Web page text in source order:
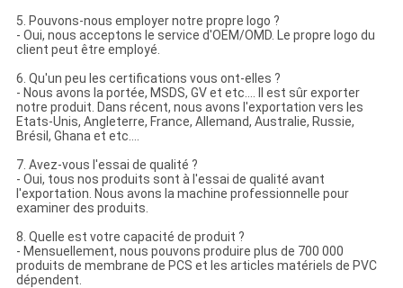
5. Pouvons-nous employer notre propre logo ?
- Oui, nous acceptons le service d'OEM/OMD. Le propre logo du
client peut être employé.
6. Qu'un peu les certifications vous ont-elles ?
- Nous avons la portée, MSDS, GV et etc…. Il est sûr exporter
notre produit. Dans récent, nous avons l'exportation vers les
Etats-Unis, Angleterre, France, Allemand, Australie, Russie,
Brésil, Ghana et etc….
7. Avez-vous l'essai de qualité ?
- Oui, tous nos produits sont à l'essai de qualité avant
l'exportation. Nous avons la machine professionnelle pour
examiner des produits.
8. Quelle est votre capacité de produit ?
- Mensuellement, nous pouvons produire plus de 700 000
produits de membrane de PCS et les articles matériels de PVC
dépendent.